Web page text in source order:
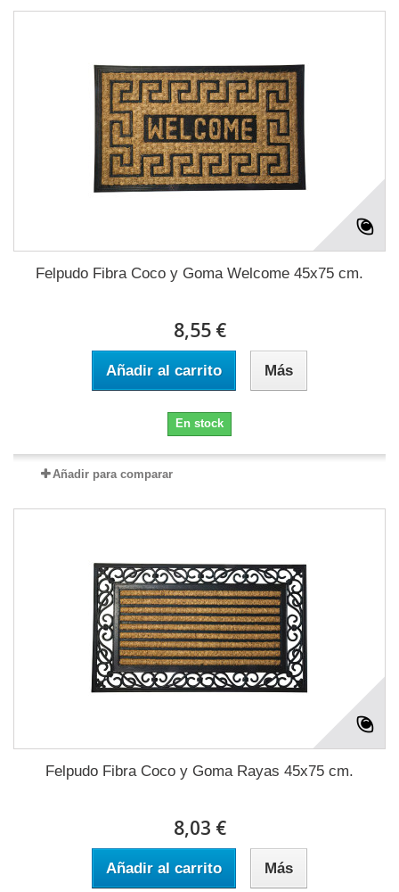
Felpudo Fibra Coco y Goma Welcome 45x75 cm.
8,55 €
Añadir al carrito Más
En stock
Añadir para comparar
Felpudo Fibra Coco y Goma Rayas 45x75 cm.
8,03 €
Añadir al carrito Más